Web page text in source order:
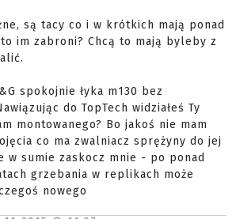
są tacy co i w krótkich mają ponad
im zabroni? Chcą to mają byleby z
spokojnie łyka m130 bez
do TopTech widziałeś Ty
montowanego? Bo jakoś nie mam
co ma zwalniacz sprężyny do jej
w sumie zaskocz mnie - po ponad
grzebania w replikach może
nowego